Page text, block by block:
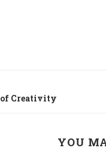
of Creativity
YOU